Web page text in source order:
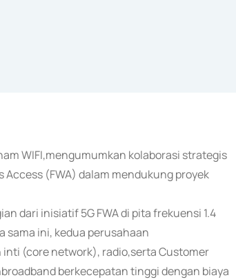
WIFI,mengumumkan kolaborasi strategis
(FWA) dalam mendukung proyek
dari inisiatif 5G FWA di pita frekuensi 1.4
sama ini, kedua perusahaan
(core network), radio,serta Customer
berkecepatan tinggi dengan biaya